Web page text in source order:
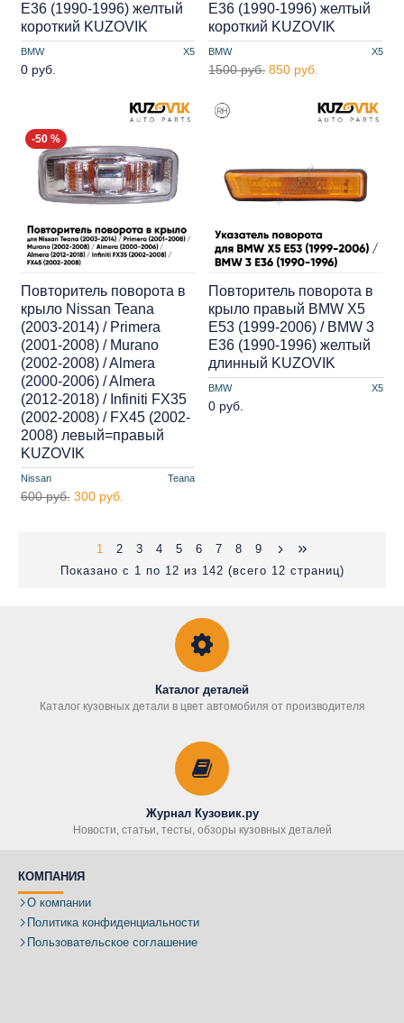
BMW X5
E36 (1990-1996) желтый
короткий KUZOVIK
0 руб.
BMW X5
E36 (1990-1996) желтый
короткий KUZOVIK
1500 руб. 850 руб.
-50 %
Nissan Teana
Повторитель поворота в
крыло Nissan Teana
(2003-2014) / Primera
(2001-2008) / Murano
(2002-2008) / Almera
(2000-2006) / Almera
(2012-2018) / Infiniti FX35
(2002-2008) / FX45 (2002-
2008) левый=правый
KUZOVIK
600 руб. 300 руб.
BMW X5
Повторитель поворота в
крыло правый BMW X5
E53 (1999-2006) / BMW 3
E36 (1990-1996) желтый
длинный KUZOVIK
0 руб.
1 2 3 4 5 6 7 8
9
Показано с 1 по 12 из 142 (всего 12 страниц)
Каталог деталей
Каталог кузовных детали в цвет автомобиля от производителя
Журнал Кузовик.ру
Новости, статьи, тесты, обзоры кузовных деталей
КОМПАНИЯ
О компании
Политика конфиденциальности
Пользовательское соглашение